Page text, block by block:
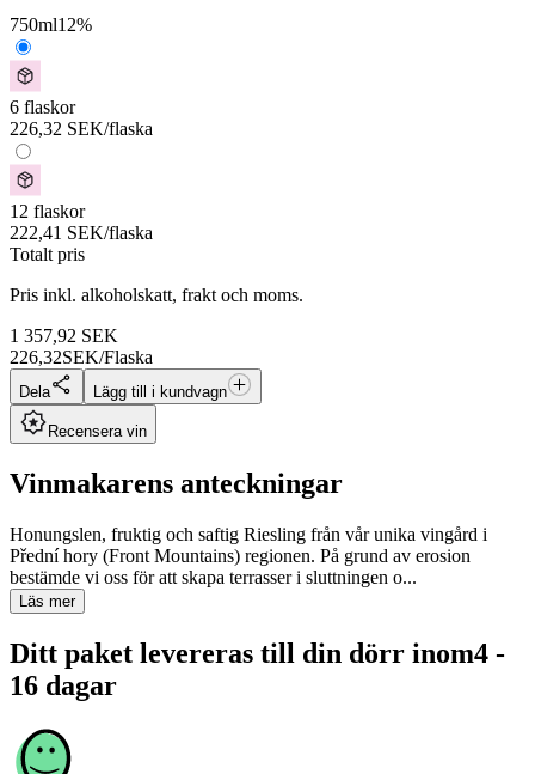
750ml12%
6 flaskor
226,32 SEK/flaska
12 flaskor
222,41 SEK/flaska
Totalt pris
Pris inkl. alkoholskatt, frakt och moms.
1 357,92 SEK
226,32SEK/Flaska
Dela Lägg till i kundvagn
Recensera vin
Vinmakarens anteckningar
Honungslen, fruktig och saftig Riesling från vår unika vingård i
Přední hory (Front Mountains) regionen. På grund av erosion
bestämde vi oss för att skapa terrasser i sluttningen o...
Läs mer
Ditt paket levereras till din dörr inom4 -
16 dagar